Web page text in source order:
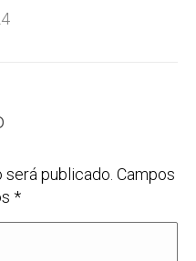
publicado. Campos
*